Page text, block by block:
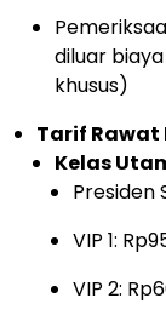
diluar
khusus)
Tarif
Kelas
Presiden
VIP 1:
VIP 2: